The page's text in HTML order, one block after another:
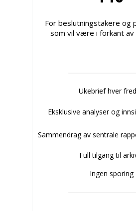
For beslutningstakere og
som vil være i forkant av
Ukebrief hver
Eksklusive analyser og
Sammendrag av sentrale
Full tilgang til
Ingen sporing